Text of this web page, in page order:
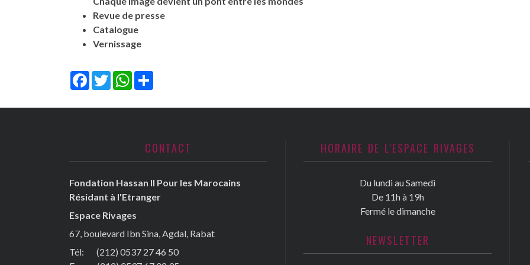
Revue de presse
Catalogue
Vernissage
Facebook
TwitterWhatsApp
CONTACT
Fondation Hassan II Pour les Marocains
Résidant à l'Etranger
Espace Rivages
67, boulevard Ibn Sina, Agdal, Rabat
Tél: (212) 0537 27 46 50
HORAIRE DE L'ESPACE RIVAGES
Du lundi au Samedi
De 11h à 19h
Fermé le dimanche
NEWSLETTER